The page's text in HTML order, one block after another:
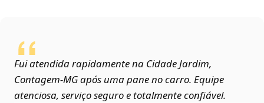
Fui atendida rapidamente na Cidade Jardim,
Contagem‑MG após uma pane no carro. Equipe
atenciosa, serviço seguro e totalmente confiável.